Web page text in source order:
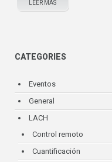
LEER MÁS
CATEGORIES
Eventos
General
LACH
Control remoto
Cuantificación